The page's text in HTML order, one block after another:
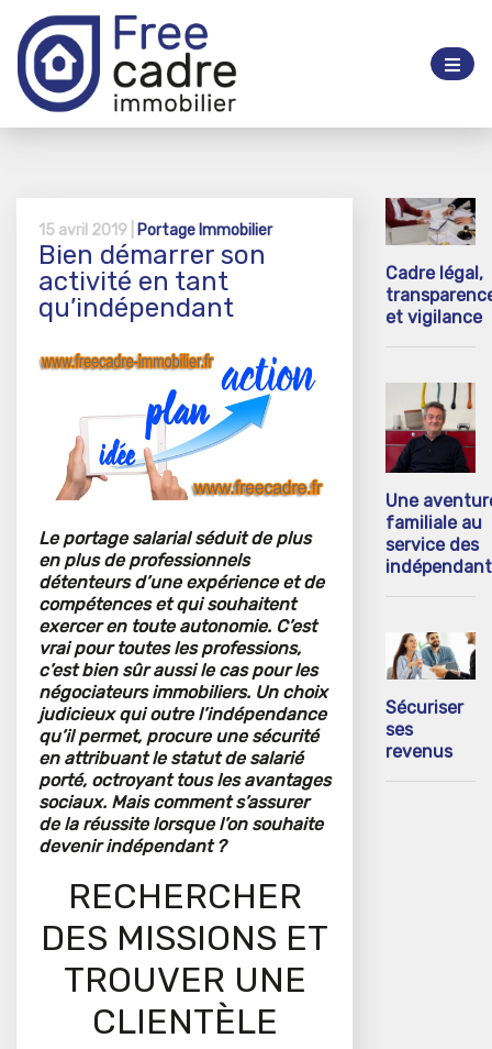
15 avril 2019 | Portage Immobilier
Bien démarrer son
activité en tant
qu’indépendant
Le portage salarial séduit de plus
en plus de professionnels
détenteurs d’une expérience et de
compétences et qui souhaitent
exercer en toute autonomie. C’est
vrai pour toutes les professions,
c’est bien sûr aussi le cas pour les
négociateurs immobiliers. Un choix
judicieux qui outre l’indépendance
qu’il permet, procure une sécurité
en attribuant le statut de salarié
porté, octroyant tous les avantages
sociaux. Mais comment s’assurer
de la réussite lorsque l’on souhaite
devenir indépendant ?
RECHERCHER
DES MISSIONS ET
TROUVER UNE
CLIENTÈLE
Cadre légal,
et vigilance
Une
familiale au
service des
Sécuriser
ses
revenus